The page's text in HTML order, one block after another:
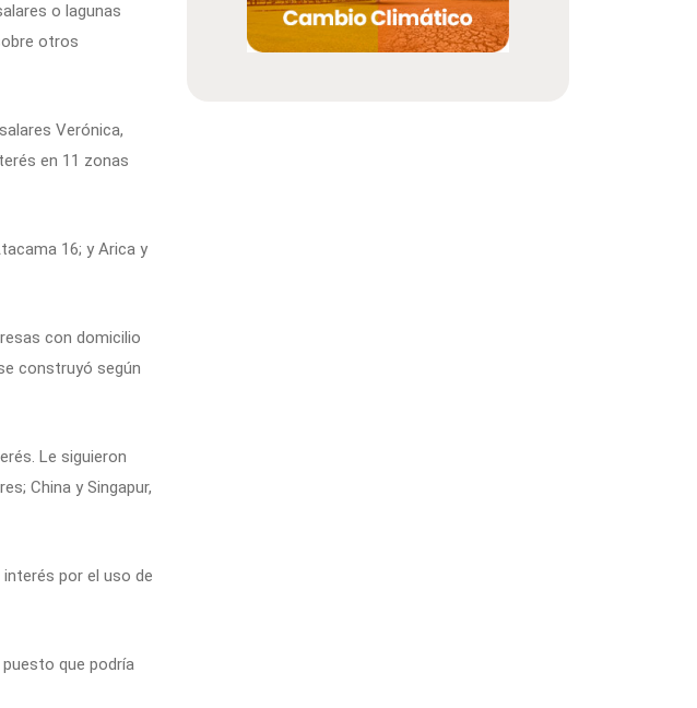
o lagunas
otros
Verónica,
en 11 zonas
16; y Arica y
con domicilio
construyó según
Le siguieron
China y Singapur,
por el uso de
que podría